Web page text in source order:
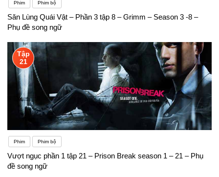
Phim Phim bộ
Săn Lùng Quái Vật – Phần 3 tập 8 – Grimm – Season 3 -8 –
Phụ đề song ngữ
Tập
21
Phim Phim bộ
Vượt ngục phần 1 tập 21 – Prison Break season 1 – 21 – Phụ
đề song ngữ